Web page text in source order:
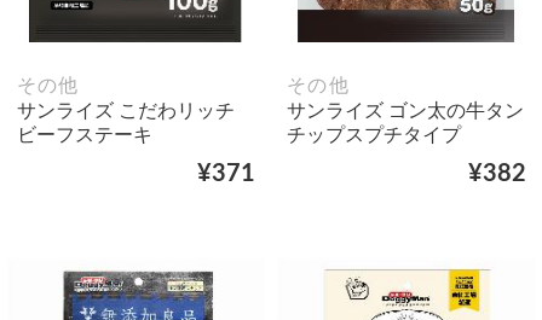
その他
サンライズ こだわリッチ
ビーフステーキ
¥371
その他
サンライズ ゴン太の牛タン
チップスプチタイプ
¥382